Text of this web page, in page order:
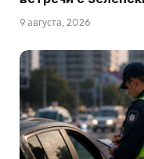
9 августа, 2026